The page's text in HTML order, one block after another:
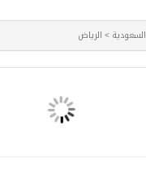
السعودية > الرياض